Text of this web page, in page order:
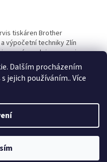
Dalším procházením
jejich používáním.. Více
tiskáren Brother
výpočetní techniky Zlín
prodejce a servis
. Všechna práva vyhrazena.